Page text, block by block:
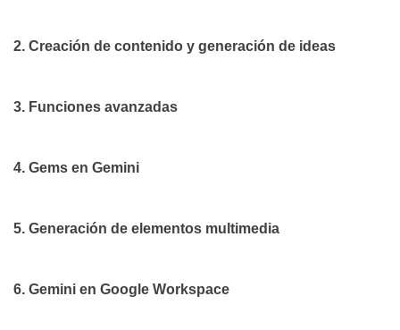
2. Creación de contenido y generación de ideas
3. Funciones avanzadas
4. Gems en Gemini
5. Generación de elementos multimedia
6. Gemini en Google Workspace